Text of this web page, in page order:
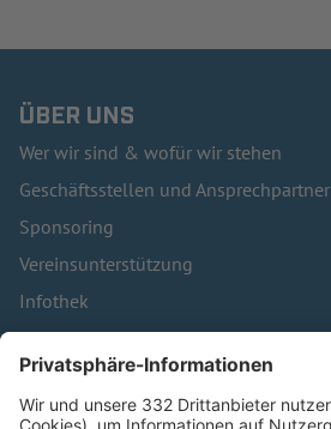
ÜBER UNS
Wer wir sind & wofür wir stehen
Geschäftsstellen und Ansprechpartner
Sponsoring
Vereinsunterstützung
Infothek
Kontakt
HÄUFIG BESUCHTE SEITEN